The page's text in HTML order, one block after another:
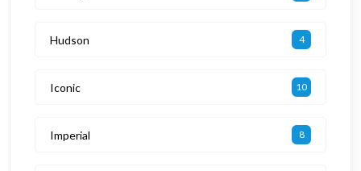
Hudson 4
Iconic 10
Imperial 8